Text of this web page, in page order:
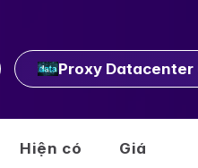
Proxy Datacenter
Hiện có Giá